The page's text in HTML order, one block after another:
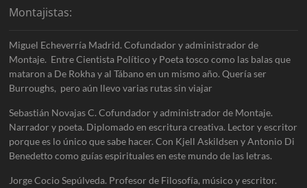
Montajistas:
Miguel Echeverría Madrid. Cofundador y administrador de
Montaje. Entre Cientista Político y Poeta tosco como las balas que
mataron a De Rokha y al Tábano en un mismo año. Quería ser
Burroughs, pero aún llevo varias rutas sin viajar
Sebastián Novajas C. Cofundador y administrador de Montaje.
Narrador y poeta. Diplomado en escritura creativa. Lector y escritor
porque es lo único que sabe hacer. Con Kjell Askildsen y Antonio Di
Benedetto como guías espirituales en este mundo de las letras.
Jorge Cocio Sepúlveda. Profesor de Filosofía, músico y escritor.